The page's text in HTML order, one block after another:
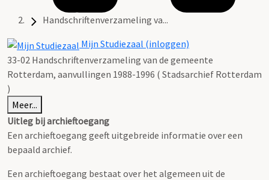
Handschriftenverzameling va...
Mijn Studiezaal (inloggen)
33-02 Handschriftenverzameling van de gemeente
Rotterdam, aanvullingen 1988-1996 ( Stadsarchief Rotterdam
)
Meer...
Uitleg bij archieftoegang
Een archieftoegang geeft uitgebreide informatie over een
bepaald archief.
Een archieftoegang bestaat over het algemeen uit de